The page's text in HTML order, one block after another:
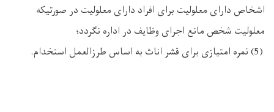
اشخاص دارای معلولیت برای افراد دارای معلولیت در صورتیکه
معلولیت شخص مانع اجرای وظایف در اداره نگردد؛
(5) نمره امتیازی برای قشر اناث به اساس طرزالعمل استخدام.